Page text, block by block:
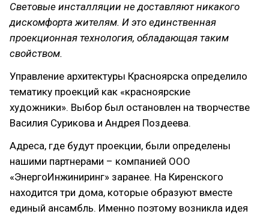
Световые инсталляции не доставляют никакого
дискомфорта жителям. И это единственная
проекционная технология, обладающая таким
свойством.
Управление архитектуры Красноярска определило
тематику проекций как «красноярские
художники». Выбор был остановлен на творчестве
Василия Сурикова и Андрея Поздеева.
Адреса, где будут проекции, были определены
нашими партнерами – компанией ООО
«ЭнергоИнжиниринг» заранее. На Киренского
находится три дома, которые образуют вместе
единый ансамбль. Именно поэтому возникла идея